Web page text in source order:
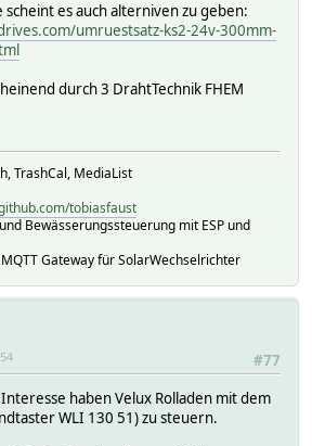
scheint es auch alterniven zu geben:
umruestsatz-ks2-24v-300mm-
durch 3 DrahtTechnik FHEM
TrashCal, MediaList
tobiasfaust
Bewässerungssteuerung mit ESP und
Gateway für SolarWechselrichter
#77
haben Velux Rolladen mit dem
WLI 130 51) zu steuern.